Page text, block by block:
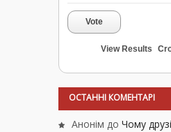
Vote
View Results
ОСТАННІ КОМЕНТАРІ
Анонім до Чому